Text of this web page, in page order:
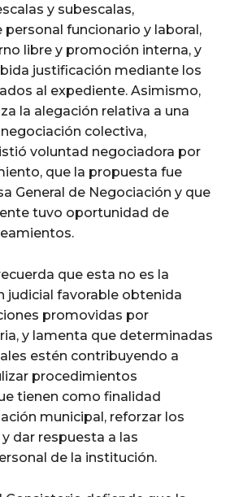
y subescalas,
funcionario y laboral,
libre y promoción interna, y
justificación mediante los
al expediente. Asimismo,
la alegación relativa a una
colectiva,
voluntad negociadora por
que la propuesta fue
General de Negociación y que
tuvo oportunidad de
que esta no es la
judicial favorable obtenida
promovidas por
y lamenta que determinadas
estén contribuyendo a
procedimientos
tienen como finalidad
municipal, reforzar los
dar respuesta a las
de la institución.